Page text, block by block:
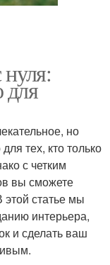
для
но
тех, кто только
с четким
вы сможете
этой статье мы
интерьера,
и сделать ваш